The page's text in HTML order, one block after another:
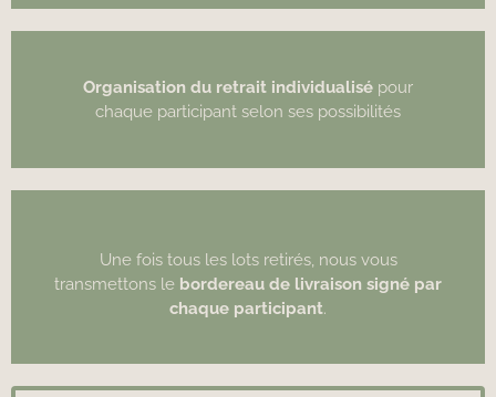
Organisation du retrait individualisé pour
chaque participant selon ses possibilités
Une fois tous les lots retirés, nous vous
transmettons le bordereau de livraison signé par
chaque participant.